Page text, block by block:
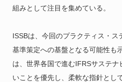
組みとして注目を集めている。
ISSBは、今回のプラクティス・
基準策定への基盤となる可能性も
は、世界各国で進むIFRSサステ
いことを優先し、柔軟な指針とし